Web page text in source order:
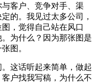
客户、竞争对手、渠
的。我见过太多公司，
，觉得自己站在风口
为什么？因为那张图是
图。
这话听起来简单，做起
户找我写稿，为什么不